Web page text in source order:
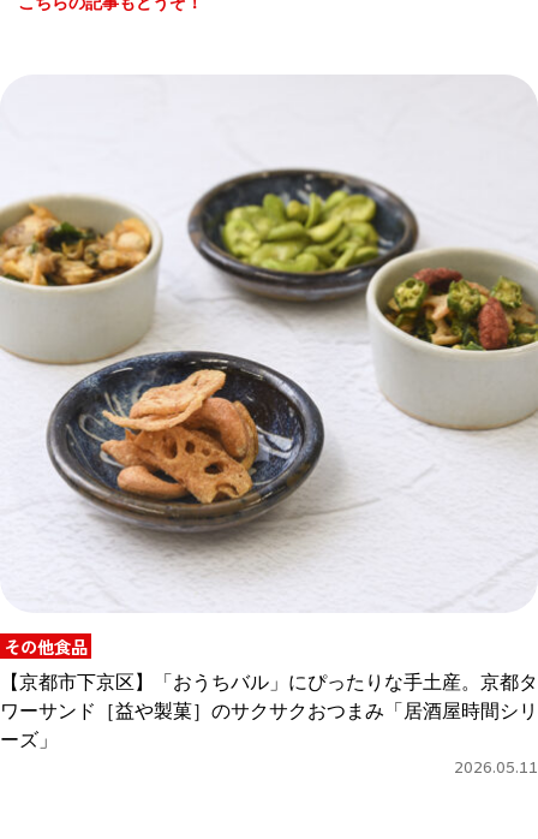
その他食品
【京都市下京区】「おうちバル」にぴったりな手土産。京都タ
ワーサンド［益や製菓］のサクサクおつまみ「居酒屋時間シリ
ーズ」
2026.05.11